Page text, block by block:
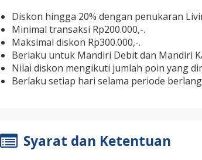
Diskon hingga 20% dengan penukaran
Minimal transaksi Rp200.000,-.
Maksimal diskon Rp300.000,-.
Berlaku untuk Mandiri Debit dan Mandiri
Nilai diskon mengikuti jumlah poin yang
Berlaku setiap hari selama periode
Syarat dan Ketentuan